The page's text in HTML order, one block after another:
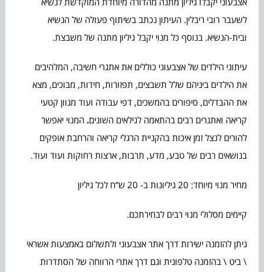
לשעבר רובי ריבלין. העיתון נכתב בשיתוף פעולה של הנשיא
ובית-הנשיא. בנוסף כל מנוי יקבל גיליון מתנה של משבצת.
עיתוני הילדים של אצבעוני כוללים את אתגרי חשיבה, המלהיבים
את הילדים ביניהם שלל תשבצים, תפזורות, חידות, מבוכים, מצא
את ההבדלים, סיפורים בהמשכים, דפי עבודה ועוד מגוון קטעי
קריאה ואתגרים רבים בהתאמה לגילאים השונים. המנוי יאפשר
להורים לנצל זמן איכות בהקניית הרגלי קריאה והרחבת אופקים
בנושאים רבים של טבע, מדע, תרבות, ארצות רחוקות ועוד ועוד.
מחיר מנוי מיוחד: 20 גיליונות ב- 20 ש”ח לכל גיליון
קיימים מסלולי מנוי רבים לבחירתכם.
ניתן להזמנה ישירות דרך אתר אצבעוני ולתשלום באמצעות אשראי
\ ביט \ בהזמנה טלפונית וגם דרך אתרי הרווחה של הסתדרות